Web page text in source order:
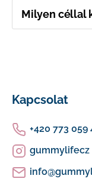
Milyen céllal
b
Kapcsolat
info@
+420 773 059
gummylifecz